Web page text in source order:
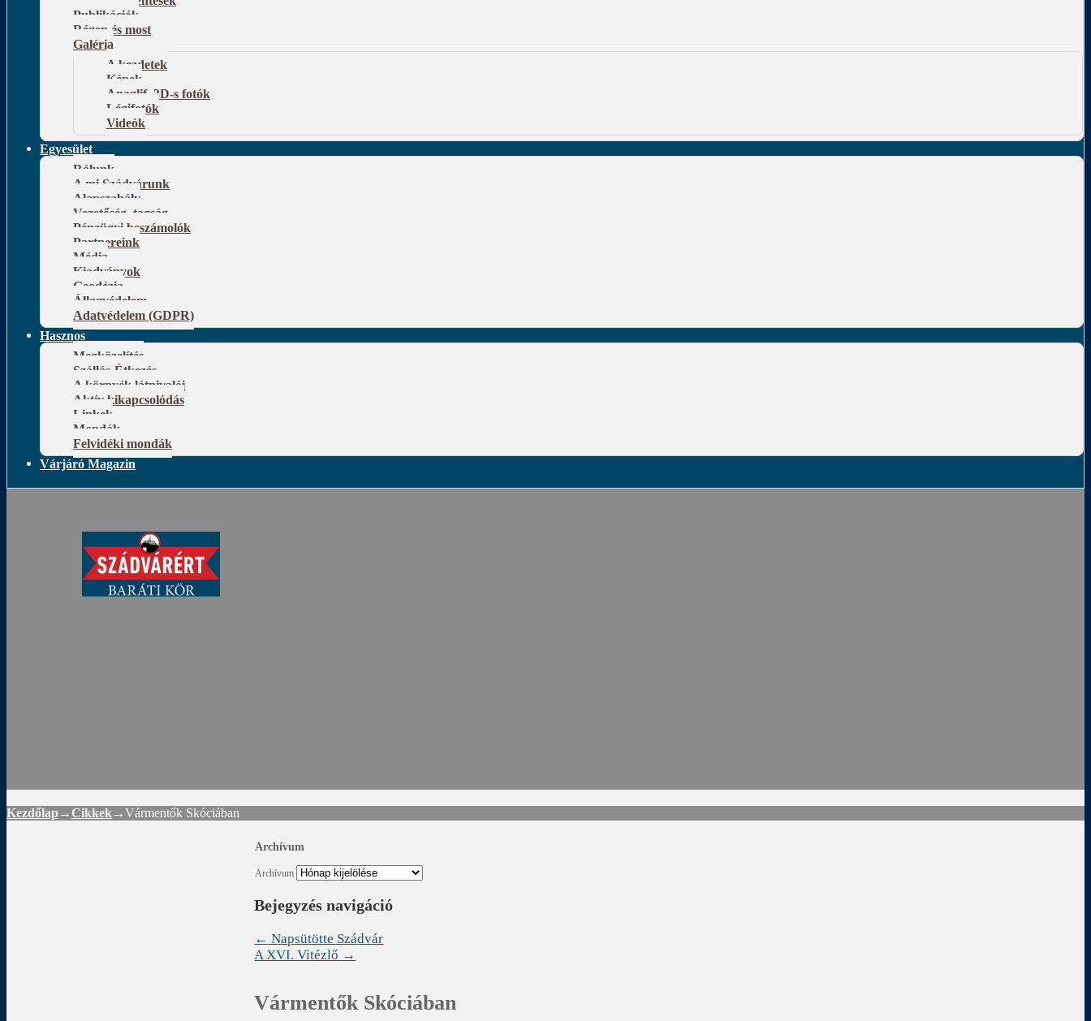
Publikációk
Régen és most
Galéria
A kezdetek
Képek
Anaglif, 3D-s fotók
Légifotók
Videók
Egyesület
Rólunk
A mi Szádvárunk
Alapszabály
Vezetőség, tagság
Pénzügyi beszámolók
Partnereink
Média
Kiadványok
Geodézia
Állagvédelem
Adatvédelem (GDPR)
Hasznos
Megközelítés
Szállás-Étkezés
A környék látnivalói
Aktív kikapcsolódás
Linkek
Mondák
Felvidéki mondák
Várjáró Magazin
Kezdőlap → Cikkek →Vármentők Skóciában
Archívum
Archívum
Bejegyzés navigáció
← Napsütötte Szádvár
A XVI. Vitézlő →
Vármentők Skóciában